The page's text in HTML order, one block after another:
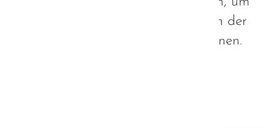
ein möglichst authentisches Bild von der
Strategieerarbeitung geben zu können.